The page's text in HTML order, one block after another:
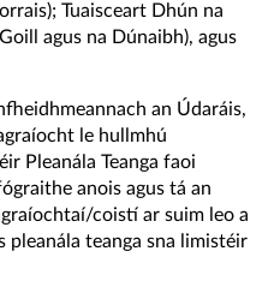
Tuaisceart Dhún na
agus na Dúnaibh), agus
an Údaráis,
le hullmhú
Pleanála Teanga faoi
anois agus tá an
coistí ar suim leo a
pleanála teanga sna limistéir